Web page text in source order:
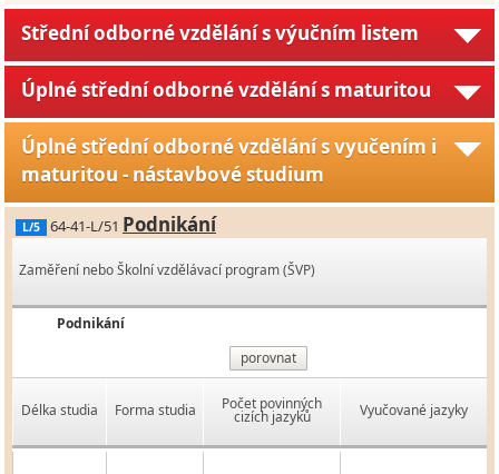
Střední odborné vzdělání s výučním listem
Úplné střední odborné vzdělání s maturitou
Úplné střední odborné vzdělání s vyučením i
maturitou - nástavbové studium
L/5 64-41-L/51 Podnikání
Zaměření nebo Školní vzdělávací program (ŠVP)
Podnikání
porovnat
Délka studia Forma studia Počet povinných
cizích jazyků Vyučované jazyky